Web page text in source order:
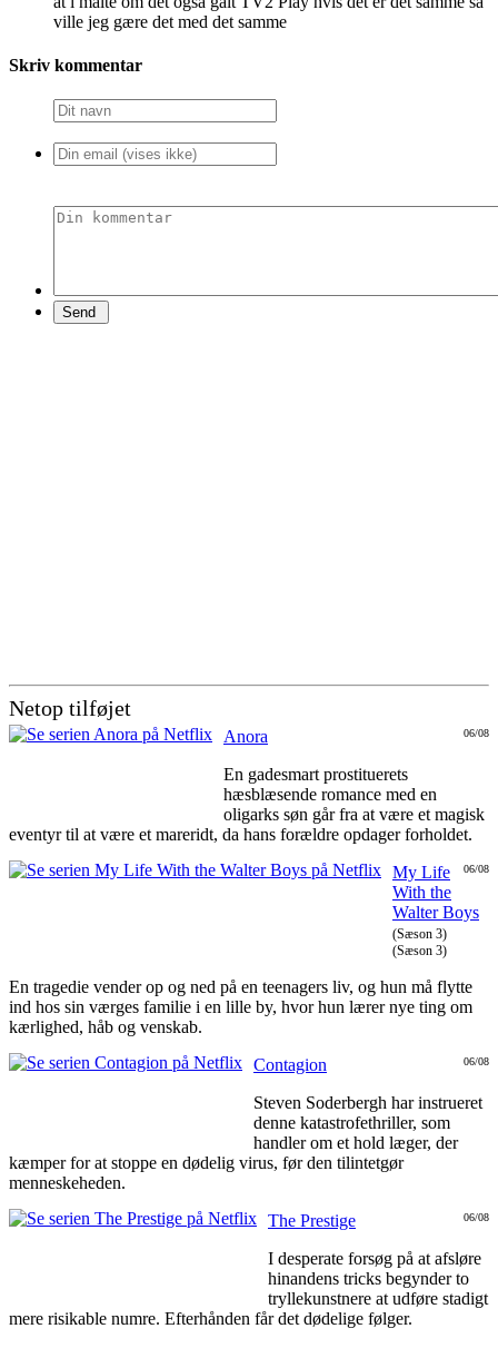
ville jeg gære det med det samme
Skriv kommentar
Netop tilføjet
06/08
Anora
En gadesmart prostituerets
hæsblæsende romance med en
oligarks søn går fra at være et magisk
eventyr til at være et mareridt, da hans forældre opdager forholdet.
06/08
My Life
With the
Walter Boys
(Sæson 3)
(Sæson 3)
En tragedie vender op og ned på en teenagers liv, og hun må flytte
ind hos sin værges familie i en lille by, hvor hun lærer nye ting om
kærlighed, håb og venskab.
06/08
Contagion
Steven Soderbergh har instrueret
denne katastrofethriller, som
handler om et hold læger, der
kæmper for at stoppe en dødelig virus, før den tilintetgør
menneskeheden.
06/08
The Prestige
I desperate forsøg på at afsløre
hinandens tricks begynder to
tryllekunstnere at udføre stadigt
mere risikable numre. Efterhånden får det dødelige følger.